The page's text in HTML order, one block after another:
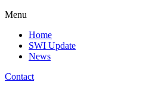
Menu
Home
SWI Update
News
Contact